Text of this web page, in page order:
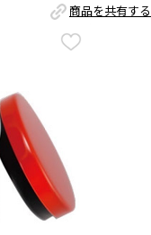
商品を共有する